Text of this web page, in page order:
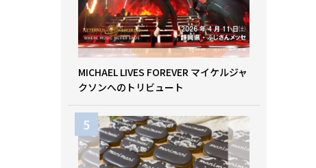
MICHAEL LIVES FOREVER マイケルジャ
クソンへのトリビュート